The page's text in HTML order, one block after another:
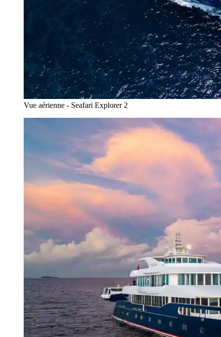
Vue aérienne - Seafari Explorer 2